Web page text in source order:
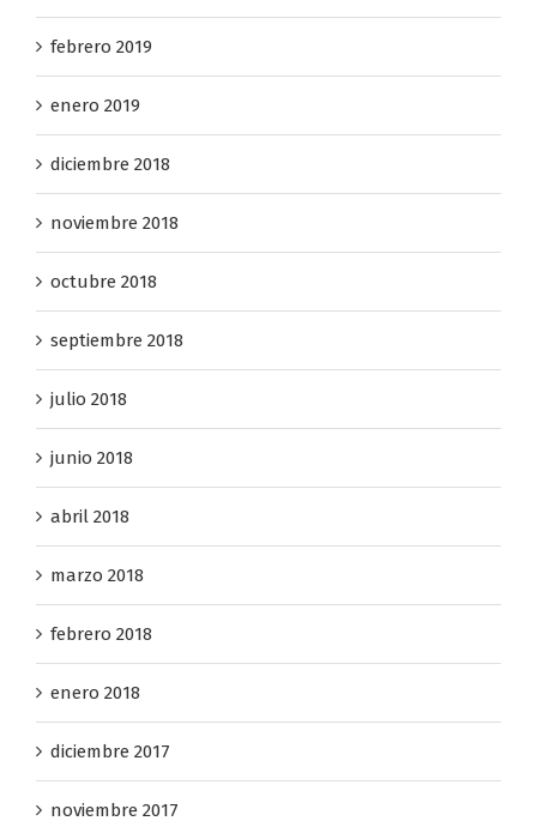
febrero 2019
enero 2019
diciembre 2018
noviembre 2018
octubre 2018
septiembre 2018
julio 2018
junio 2018
abril 2018
marzo 2018
febrero 2018
enero 2018
diciembre 2017
noviembre 2017